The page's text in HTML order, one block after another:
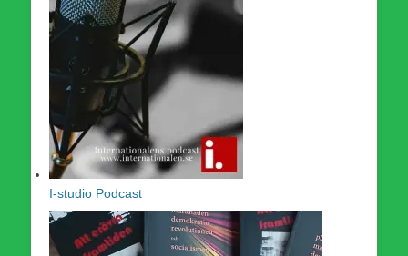
I-studio Podcast